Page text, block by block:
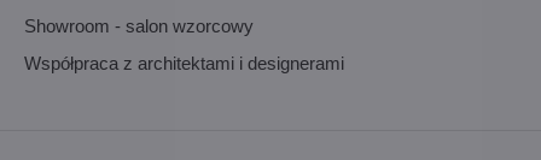
Showroom - salon wzorcowy
Współpraca z architektami i designerami